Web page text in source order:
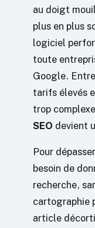
au doigt
plus en plus
logiciel
toute
Google.
tarifs élevés
trop
SEO devient
Pour
besoin de
recherche,
cartographie
article